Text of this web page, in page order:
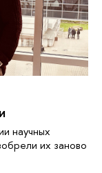
научных
их заново